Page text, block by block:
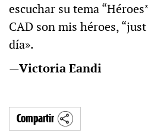
escuchar su tema
CAD son mis héroes,
día».
—Victoria Eandi
Compartir